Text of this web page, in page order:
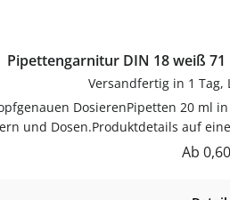
Versandfertig in 1 Tag,
DosierenPipetten 20 ml
und Dosen.Produktdetails auf
und langlebig im
Ab